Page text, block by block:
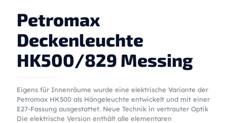
Petromax
Deckenleuchte
HK500/829 Messing
Eigens für Innenräume wurde eine elektrische Variante der
Petromax HK500 als Hängeleuchte entwickelt und mit einer
E27-Fassung ausgestattet. Neue Technik in vertrauter Optik
Die elektrische Version enthält alle elementaren